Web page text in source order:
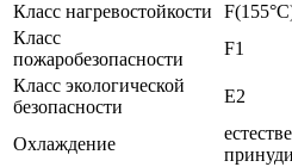
Класс нагревостойкости
Класс
пожаробезопасности
F1
Класс экологической
безопасности
E2
Охлаждение